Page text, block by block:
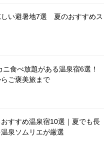
しい避暑地7選 夏のおすすめス
ニ食べ放題がある温泉宿6選！
ご褒美旅まで
すすめ温泉宿10選｜夏でも長
泉ソムリエが厳選